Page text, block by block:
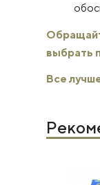
выбрать
Все